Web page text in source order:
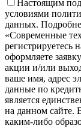
Настоящим
условиями
данных.
«Современные
регистрируетесь
оформляете
акции и/или
ваше имя, адрес
данные по
является
на данном сайте.
каким-либо